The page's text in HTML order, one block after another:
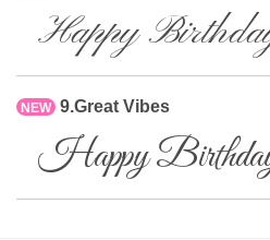
Happy
NEW 9.Great Vibes
Happy